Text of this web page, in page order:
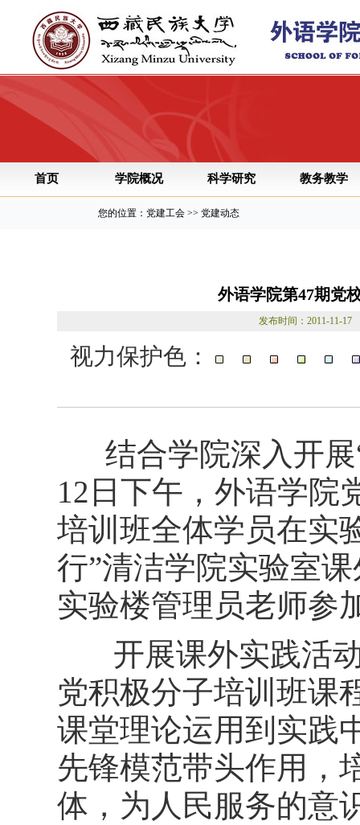
首页 学院概况 科学研究 教务教学
您的位置：党建工会 >> 党建动态
外语学院第47期党
发布时间：2011-11-
视力保护色：
结合学院深入开展
12日下午，外语学院
培训班全体学员在实
行”清洁学院实验室
实验楼管理员老师参
开展课外实践活动
党积极分子培训班课
课堂理论运用到实践
先锋模范带头作用，
体，为人民服务的意